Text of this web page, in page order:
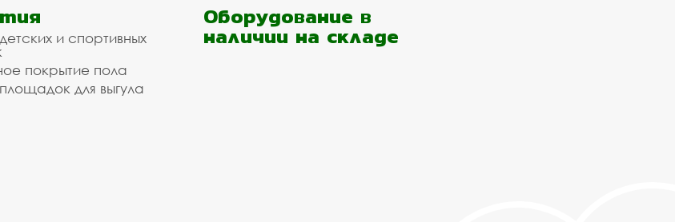
и спортивных
покрытие пола
для выгула
Оборудование в
наличии на складе